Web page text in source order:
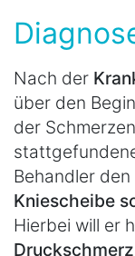
Nach der
über den
der
Behandler
Kniescheibe
Hierbei will er